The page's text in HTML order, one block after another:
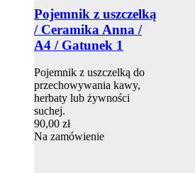
Pojemnik z uszczelką
/ Ceramika Anna /
A4 / Gatunek 1
Pojemnik z uszczelką do
przechowywania kawy,
herbaty lub żywności
suchej.
90,00 zł
Na zamówienie